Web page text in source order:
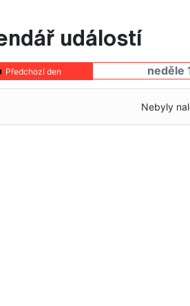
událostí
Předchozí den neděle
Nebyly